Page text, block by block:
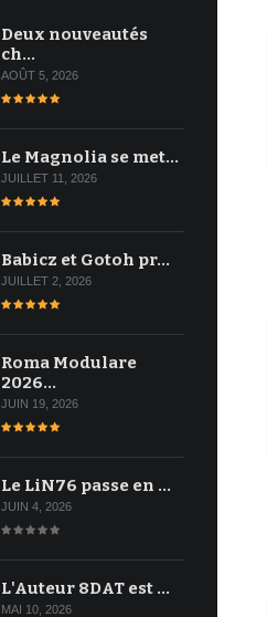
Deux nouveautés
ch…
AOÛT 5, 2026
Le Magnolia se met…
JUILLET 11, 2026
Babicz et Gotoh pr…
JUILLET 2, 2026
Roma Modulare
2026…
JUIN 19, 2026
Le LiN76 passe en …
JUIN 4, 2026
L'Auteur 8DAT est …
MAI 10, 2026